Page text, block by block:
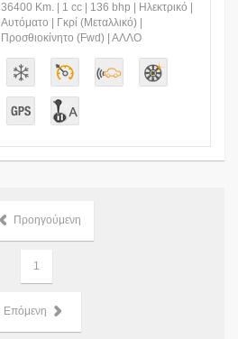
36400 Km. | 1 cc | 136 bhp | Ηλεκτρικό |
Αυτόματο | Γκρί (Μεταλλικό) |
Προσθιοκίνητο (Fwd) | ΑΛΛΟ
Προηγούμενη
1
Επόμενη